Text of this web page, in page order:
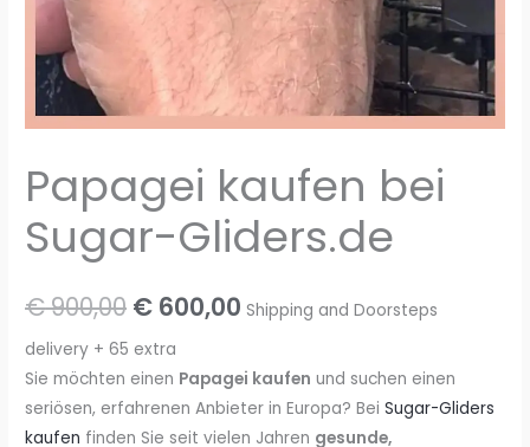
Papagei kaufen bei
Sugar-Gliders.de
€900,00 Ursprünglicher
Preis
war:
€ 900,00
€ 600,00 Aktueller
ist:
€ 600,00.
Shipping and Doorsteps
delivery + 65 extra
Sie möchten einen Papagei kaufen und suchen einen
seriösen, erfahrenen Anbieter in Europa? BeiSugar-Gliders
kaufen finden Sie seit vielen Jahren gesunde,